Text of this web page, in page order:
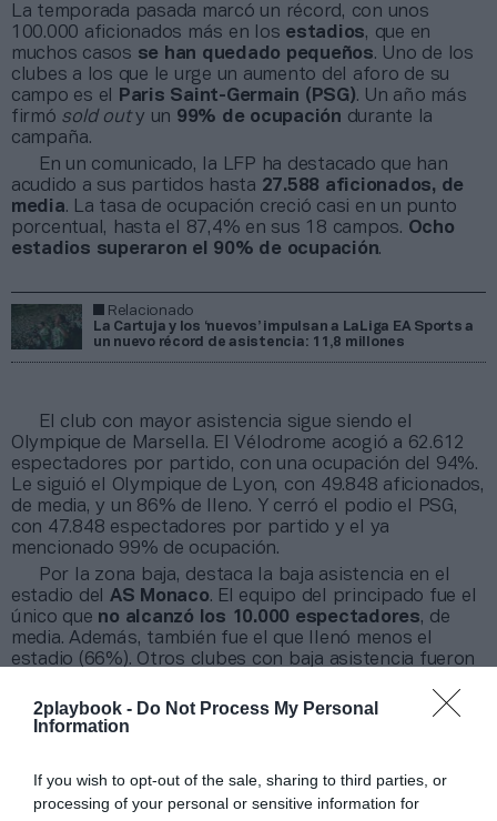
2playbook - Do Not Process My Personal
Information
If you wish to opt-out of the sale, sharing to third parties, or
processing of your personal or sensitive information for
La temporada pasada marcó un récord, con unos
100.000 aficionados más en los estadios, que en
muchos casos se han quedado pequeños. Uno de los
clubes a los que le urge un aumento del aforo de su
campo es el
Paris Saint-Germain (PSG). Un año más
firmó sold outy un 99% de ocupación durante la
campaña.
En un comunicado, la LFP ha destacado que han
acudido a sus partidos hasta 27.588 aficionados, de
media. La tasa de ocupación creció casi en un punto
porcentual, hasta el 87,4% en sus 18 campos. Ocho
estadios superaron el 90% de ocupación.
Relacionado
La Cartuja y los ‘nuevos’ impulsan a LaLiga EA Sports a
un nuevo récord de asistencia: 11,8 millones
El club con mayor asistencia sigue siendo el
Olympique de Marsella. El Vélodrome acogió a 62.612
espectadores por partido, con una ocupación del 94%.
Le siguió el Olympique de Lyon, con 49.848 aficionados,
de media, y un 86% de lleno. Y cerró el podio el PSG,
con 47.848 espectadores por partido y el ya
mencionado 99% de ocupación.
Por la zona baja, destaca la baja asistencia en el
estadio del AS Monaco. El equipo del principado fue el
único que no alcanzó los 10.000 espectadores, de
media. Además, también fue el que llenó menos el
estadio (66%). Otros clubes con baja asistencia fueron
(14.358), aunque este último alcanzó el 94% de tasa de
ocupación.
Sobre Intelligence 2P